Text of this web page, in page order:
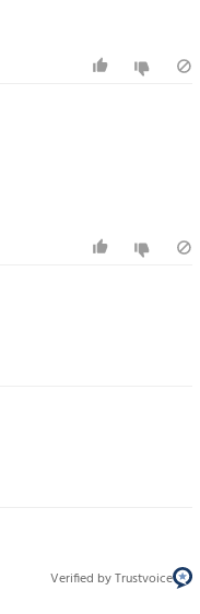
Verified by Trustvoice